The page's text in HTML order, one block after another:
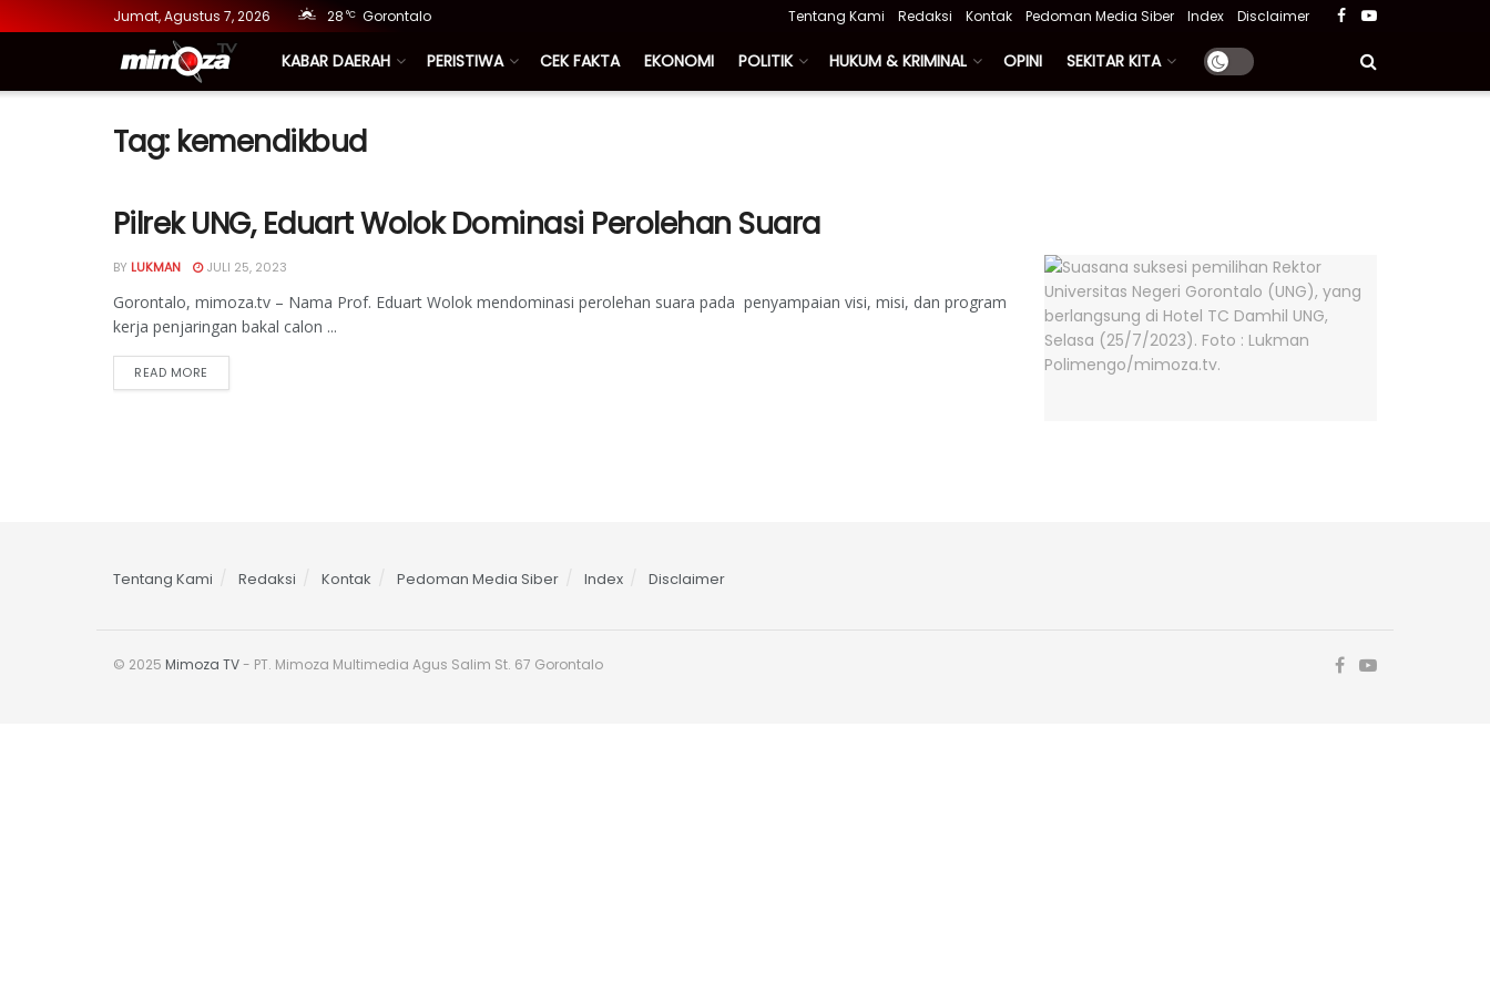
Jumat, Agustus 7, 2026 28 °C Gorontalo Tentang Kami Redaksi Kontak Pedoman Media Siber Index Disclaimer
KABAR DAERAH PERISTIWA CEK FAKTA EKONOMI POLITIK HUKUM & KRIMINAL OPINI SEKITAR KITA
Tag: kemendikbud
Pilrek UNG, Eduart Wolok Dominasi Perolehan Suara
BY LUKMAN JULI 25, 2023
Gorontalo, mimoza.tv – Nama Prof. Eduart Wolok mendominasi perolehan suara pada penyampaian visi, misi, dan program
kerja penjaringan bakal calon ...
READ MORE
Tentang Kami Redaksi Kontak Pedoman Media Siber Index Disclaimer
© 2025 Mimoza TV- PT. Mimoza Multimedia Agus Salim St. 67 Gorontalo